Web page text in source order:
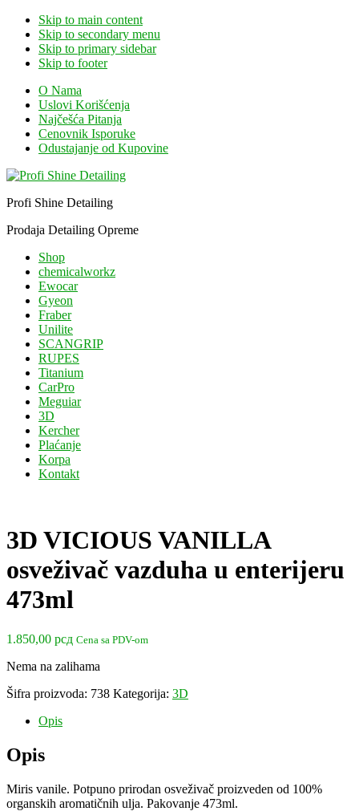
Skip to main content
Skip to secondary menu
Skip to primary sidebar
Skip to footer
O Nama
Uslovi Korišćenja
Najčešća Pitanja
Cenovnik Isporuke
Odustajanje od Kupovine
Profi Shine Detailing
Prodaja Detailing Opreme
Shop
chemicalworkz
Ewocar
Gyeon
Fraber
Unilite
SCANGRIP
RUPES
Titanium
CarPro
Meguiar
3D
Kercher
Plaćanje
Korpa
Kontakt
3D VICIOUS VANILLA
osveživač vazduha u enterijeru
473ml
1.850,00 рсд Cena sa PDV-om
Nema na zalihama
Šifra proizvoda: 738 Kategorija: 3D
Opis
Opis
Miris vanile. Potpuno prirodan osveživač proizveden od 100%
organskih aromatičnih ulja. Pakovanje 473ml.